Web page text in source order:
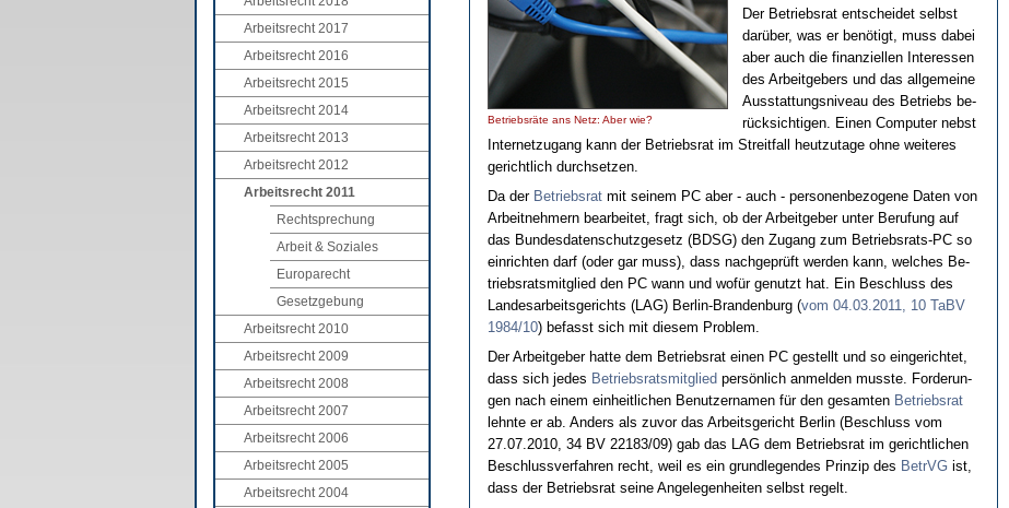
Arbeitsrecht 2017
Arbeitsrecht 2016
Arbeitsrecht 2015
Arbeitsrecht 2014
Arbeitsrecht 2013
Arbeitsrecht 2012
Arbeitsrecht 2011
Rechtsprechung
Arbeit & Soziales
Europarecht
Gesetzgebung
Arbeitsrecht 2010
Arbeitsrecht 2009
Arbeitsrecht 2008
Arbeitsrecht 2007
Arbeitsrecht 2006
Arbeitsrecht 2005
Arbeitsrecht 2004
Be­triebs­rä­te ans Netz: Aber wie?
Der Be­triebs­rat ent­schei­det selbst
dar­über, was er be­nö­tigt, muss da­bei
aber auch die fi­nan­zi­el­len In­ter­es­sen
des Ar­beit­ge­bers und das all­ge­mei­ne
Aus­stat­tungs­ni­veau des Be­triebs be­
rück­sich­ti­gen. Ei­nen Com­pu­ter nebst
In­ter­net­zu­gang kann der Be­triebs­rat im Streit­fall heut­zu­ta­ge oh­ne wei­te­res
ge­richt­lich durch­set­zen.
Da der Be­triebs­ratmit sei­nem PC aber - auch - per­so­nen­be­zo­ge­ne Da­ten von
Ar­beit­neh­mern be­ar­bei­tet, fragt sich, ob der Ar­beit­ge­ber un­ter Be­ru­fung auf
das Bun­des­da­ten­schutz­ge­setz (BDSG) den Zu­gang zum Be­triebs­rats-PC so
ein­rich­ten darf (oder gar muss), dass nach­ge­prüft wer­den kann, wel­ches Be­
triebs­rats­mit­glied den PC wann und wo­für ge­nutzt hat. Ein Be­schluss des
Lan­des­ar­beits­ge­richts (LAG) Ber­lin-Bran­den­burg (vom 04.03.2011, 10 TaBV
1984/10) be­fasst sich mit die­sem Pro­blem.
Der Ar­beit­ge­ber hat­te dem Be­triebs­rat ei­nen PC ge­stellt und so ein­ge­rich­tet,
dass sich je­des Be­triebs­rats­mit­glied per­sön­lich an­mel­den muss­te. For­de­run­
gen nach ei­nem ein­heit­li­chen Be­nut­zer­na­men für den ge­sam­ten Be­triebs­rat
lehn­te er ab. An­ders als zu­vor das Ar­beits­ge­richt Ber­lin (Be­schluss vom
27.07.2010, 34 BV 22183/09) gab das LAG dem Be­triebs­rat im ge­richt­li­chen
Be­schluss­ver­fah­ren recht, weil es ein grund­le­gen­des Prin­zip des Be­trVGist,
dass der Be­triebs­rat sei­ne An­ge­le­gen­hei­ten selbst re­gelt.